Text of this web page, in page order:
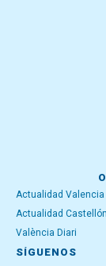
Actualidad Valencia
Actualidad Castellón
València Diari
SÍGUENOS